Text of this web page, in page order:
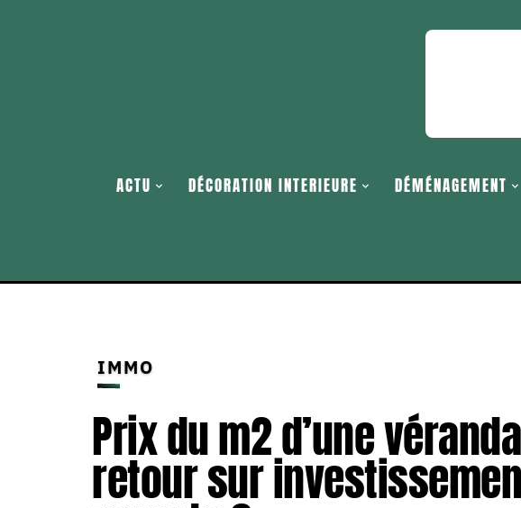
ACTU DÉCORATION INTERIEURE DÉMÉNAGEMENT
IMMO
Prix du m2 d’une
retour sur